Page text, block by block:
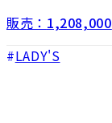
販売： 1,208,000
LADY'S